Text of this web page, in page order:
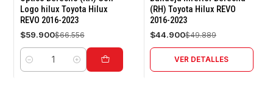
Logo hilux Toyota Hilux
REVO 2016-2023
$59.900$66.556
Cantidad
Agotado
(RH) Toyota Hilux REVO
2016-2023
$44.900$49.889
VER DETALLES